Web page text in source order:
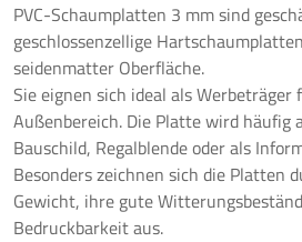
PVC-Schaumplatten 3 mm sind
geschlossenzellige
seidenmatter Oberfläche.
Sie eignen sich ideal als
Außenbereich. Die Platte wird häufig
Bauschild, Regalblende oder als
Besonders zeichnen sich die Platten
Gewicht, ihre gute
Bedruckbarkeit aus.